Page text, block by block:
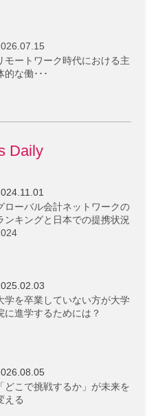
モートワーク時代における主
的な働･･･
Daily
ローバル会計ネットワークの
ンキングと日本での提携状況
学を卒業していない方が大学
に進学するためには？
「どこで挑戦するか」が未来を
える